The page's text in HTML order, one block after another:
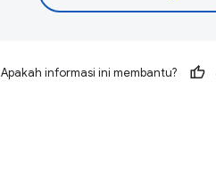
Apakah informasi ini membantu?